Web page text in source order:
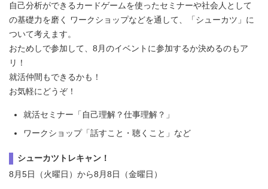
自己分析ができるカードゲームを使ったセミナーや社会人として
の基礎力を磨く ワークショップなどを通して、「シューカツ」に
ついて考えます。
おためしで参加して、8月のイベントに参加するか決めるのもア
リ！
就活仲間もできるかも！
お気軽にどうぞ！
就活セミナー「自己理解？仕事理解？」
ワークショップ「話すこと・聴くこと」など
シューカツトレキャン！
8月5日（火曜日）から8月8日（金曜日）